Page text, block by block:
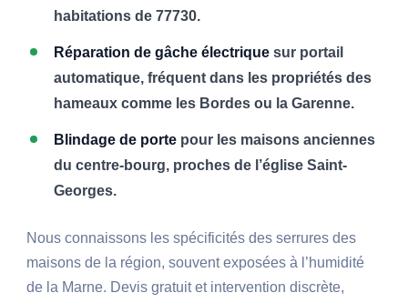
habitations de 77730.
Réparation de gâche électrique sur portail
automatique, fréquent dans les propriétés des
hameaux comme les Bordes ou la Garenne.
Blindage de porte pour les maisons anciennes
du centre-bourg, proches de l’église Saint-
Georges.
Nous connaissons les spécificités des serrures des
maisons de la région, souvent exposées à l’humidité
de la Marne. Devis gratuit et intervention discrète,